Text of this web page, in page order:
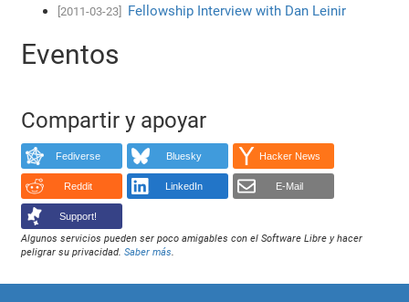
[2011-03-23] Fellowship Interview with Dan Leinir
Eventos
Compartir y apoyar
Fediverse Bluesky Hacker News
Reddit LinkedIn E-Mail
Support!
Algunos servicios pueden ser poco amigables con el Software Libre y hacer
peligrar su privacidad.Saber más.